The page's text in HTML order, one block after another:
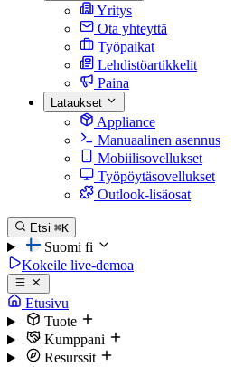
Yritys
Ota yhteyttä
Työpaikat
Lehdistöartikkelit
Paina
Lataukset
Appliance
Manuaalinen asennus
Mobiilisovellukset
Työpöytäsovellukset
Outlook-lisäosat
Etsi ⌘K
Suomi fi
Kokeile live-demoa
Etusivu
Tuote
Kumppani
Resurssit